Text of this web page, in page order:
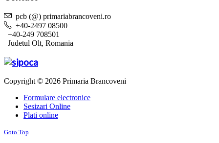
pcb (@) primariabrancoveni.ro
+40-2497 08500
+40-249 708501
Judetul Olt, Romania
Copyright © 2026 Primaria Brancoveni
Formulare electronice
Sesizari Online
Plati online
Goto Top